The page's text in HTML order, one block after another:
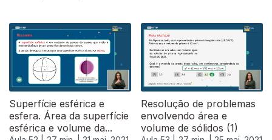
Superfície esférica e
esfera. Área da superfície
esférica e volume da...
Resolução de problemas
envolvendo área e
volume de sólidos (1)